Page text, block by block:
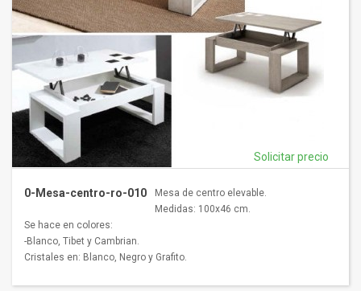
0-Mesa-centro-ro-010
Solicitar precio
Mesa de centro elevable.
Medidas: 100x46 cm.
Se hace en colores:
-Blanco, Tibet y Cambrian.
Cristales en: Blanco, Negro y Grafito.